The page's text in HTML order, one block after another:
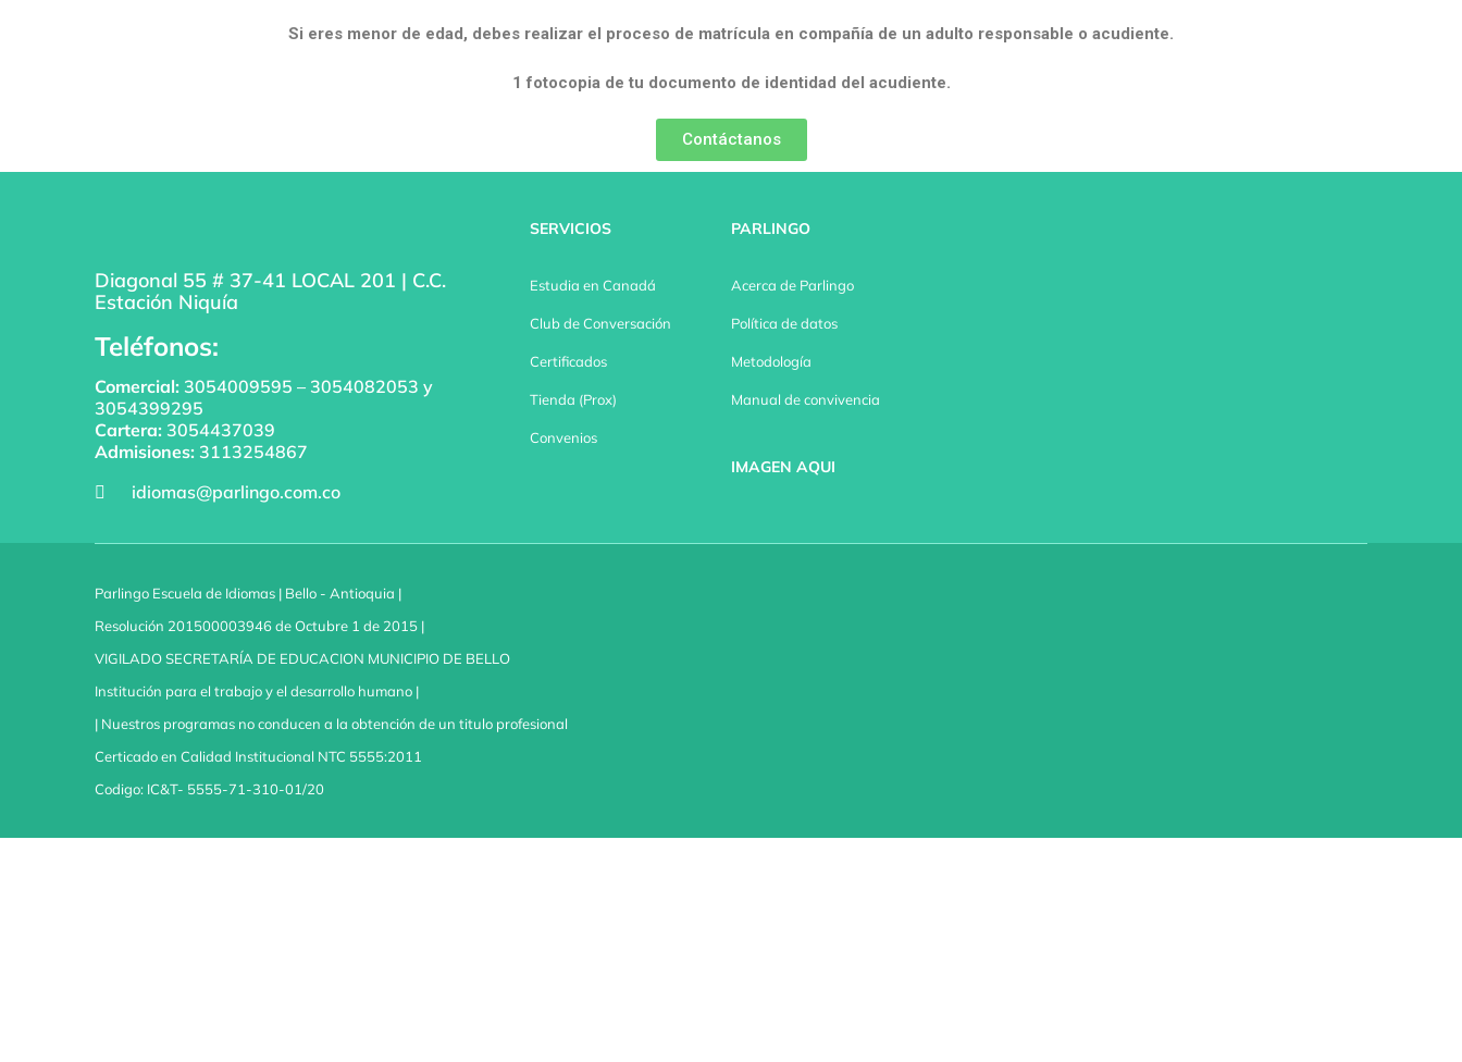
Si eres menor de edad, debes realizar el proceso de matrícula en compañía de un adulto responsable o acudiente.
1 fotocopia de tu documento de identidad del acudiente.
Contáctanos
Diagonal 55 # 37-41 LOCAL 201 | C.C.
Estación Niquía
Teléfonos:
Comercial: 3054009595 – 3054082053 y
3054399295
Cartera: 3054437039
Admisiones: 3113254867
idiomas@parlingo.com.co
SERVICIOS
Estudia en Canadá
Club de Conversación
Certificados
Tienda (Prox)
Convenios
PARLINGO
Acerca de Parlingo
Política de datos
Metodología
Manual de convivencia
IMAGEN AQUI
Parlingo Escuela de Idiomas | Bello - Antioquia |
Resolución 201500003946 de Octubre 1 de 2015 |
VIGILADO SECRETARÍA DE EDUCACION MUNICIPIO DE BELLO
Institución para el trabajo y el desarrollo humano |
| Nuestros programas no conducen a la obtención de un titulo profesional
Certicado en Calidad Institucional NTC 5555:2011
Codigo: IC&T- 5555-71-310-01/20